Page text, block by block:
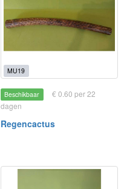
MU19
Beschikbaar
€ 0.60 per 22
dagen
Regencactus